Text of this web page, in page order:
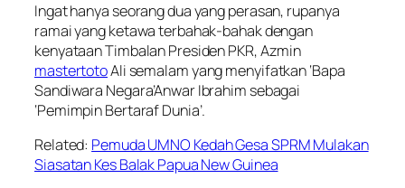
Ingat hanya seorang dua yang perasan, rupanya
ramai yang ketawa terbahak-bahak dengan
kenyataan Timbalan Presiden PKR, Azmin
mastertotoAli semalam yang menyifatkan ‘Bapa
Sandiwara Negara’Anwar Ibrahim sebagai
‘Pemimpin Bertaraf Dunia’.
Related: Pemuda UMNO Kedah Gesa SPRM Mulakan
Siasatan Kes Balak Papua New Guinea